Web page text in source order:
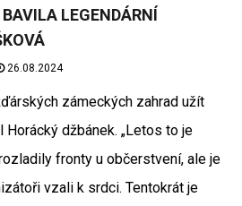
LEGENDÁRNÍ
26.08.2024
zámeckých zahrad užít
džbánek. „Letos to je
fronty u občerstvení, ale je
vzali k srdci. Tentokrát je